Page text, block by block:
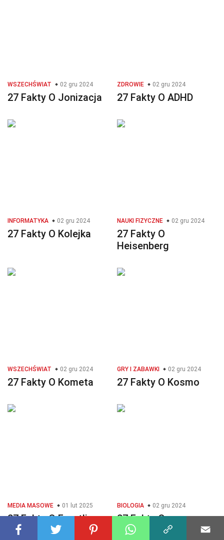
WSZECHŚWIAT 02 gru 2024
27 Fakty O Jonizacja
ZDROWIE 02 gru 2024
27 Fakty O ADHD
INFORMATYKA 02 gru 2024
27 Fakty O Kolejka
NAUKI FIZYCZNE 02 gru 2024
27 Fakty O
Heisenberg
WSZECHŚWIAT 02 gru 2024
27 Fakty O Kometa
GRY I ZABAWKI 02 gru 2024
27 Fakty O Kosmo
MEDIA MASOWE 01 lut 2025
27 Fakty O Frontline
BIOLOGIA 02 gru 2024
27 Fakty O
Partenokarpia